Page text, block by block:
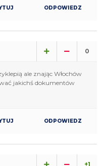
ODPOWIEDZ
0
ale znając Włochów
jakichś dokumentów
ODPOWIEDZ
+1